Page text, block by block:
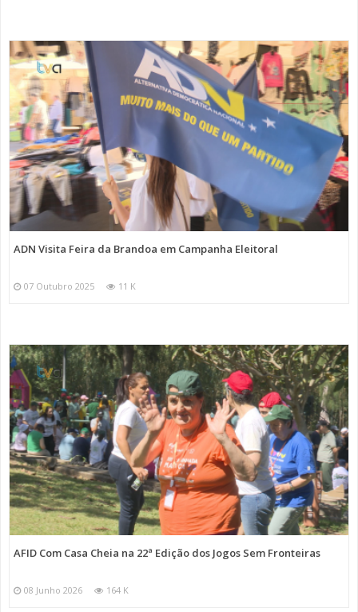
ADN Visita Feira da Brandoa em Campanha Eleitoral
07 Outubro 2025 11 K
AFID Com Casa Cheia na 22ª Edição dos Jogos Sem Fronteiras
08 Junho 2026 164 K